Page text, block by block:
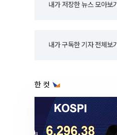
내가 저장한 뉴스 모아보기
내가 구독한 기자 전체보기
한 컷